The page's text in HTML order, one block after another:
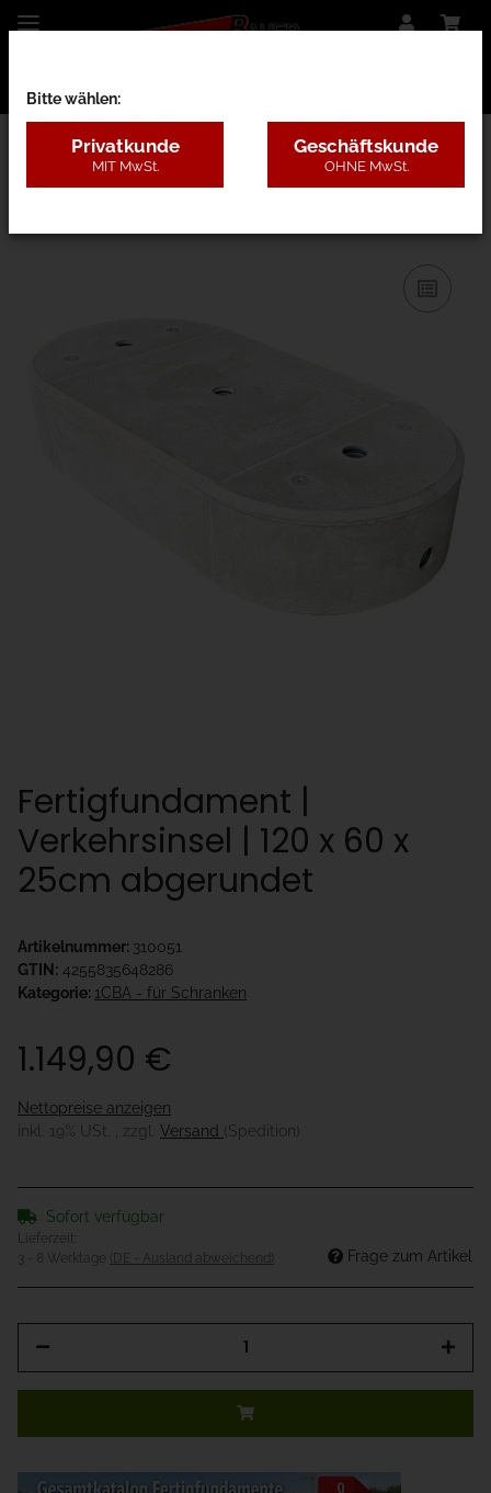
1CBA - für Schranken
Fertigfundament |
Verkehrsinsel | 120 x 60 x
25cm abgerundet
Artikelnummer: 310051
GTIN: 4255835648286
Kategorie: 1CBA - für Schranken
1.149,90 €
Nettopreise anzeigen
inkl. 19% USt. , zzgl. Versand (Spedition)
Sofort verfügbar
Lieferzeit:
3 - 8 Werktage
(DE - Ausland abweichend) Frage zum Artikel
Bitte wählen:
Privatkunde
MIT MwSt.
Geschäftskunde
OHNE MwSt.